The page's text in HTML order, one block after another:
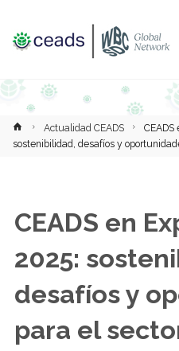
InicioActualidad CEADS
CEADS
sostenibilidad, desafíos y
CEADS en
2025:
desafíos y
para el